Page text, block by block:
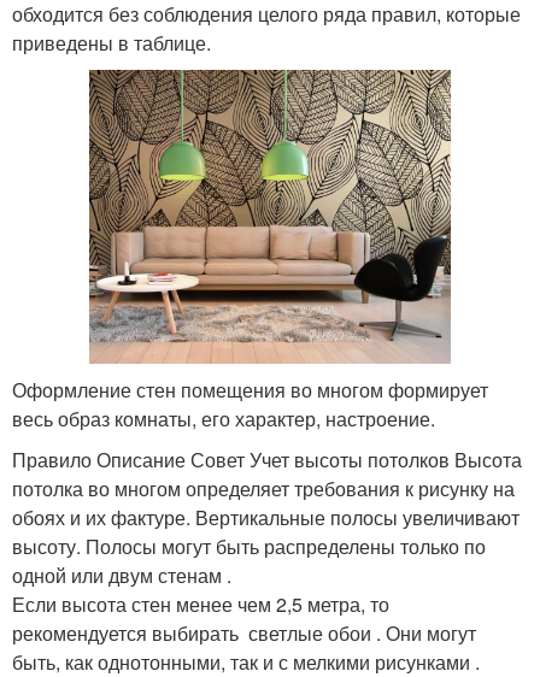
обходится без соблюдения целого ряда правил, которые
приведены в таблице.
Оформление стен помещения во многом формирует
весь образ комнаты, его характер, настроение.
Правило Описание Совет Учет высоты потолков Высота
потолка во многом определяет требования к рисунку на
обоях и их фактуре. Вертикальные полосы увеличивают
высоту. Полосы могут быть распределены только по
одной или двум стенам .
Если высота стен менее чем 2,5 метра, то
рекомендуется выбирать светлые обои . Они могут
быть, как однотонными, так и с мелкими рисунками .